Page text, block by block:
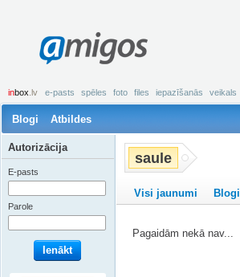
amigos
inbox .lv e-pasts spēles foto files iepazīšanās veikals
Blogi Atbildes
saule
Visi jaunumi Blogi
Pagaidām nekā nav...
Autorizācija
E-pasts
Parole
Ienākt